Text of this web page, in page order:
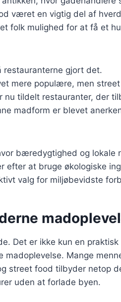
været en vigtig del af
folk mulighed for at få et
restauranterne gjort det.
mere populære, men
nu tildelt restauranter, der
madform er blevet
bæredygtighed og lokale
at bruge økologiske
valg for miljøbevidste
Det er ikke kun en praktisk
madoplevelse. Mange
street food tilbyder netop
uden at forlade byen.